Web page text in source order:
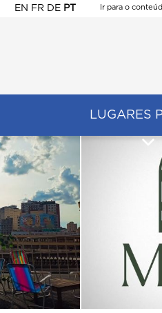
EN FR DE PT
Ir para o
LUGARES